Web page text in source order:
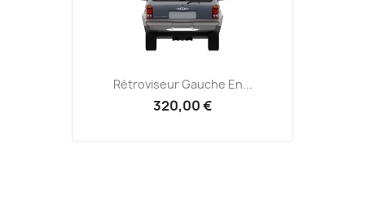
Rétroviseur Gauche En...
320,00 €